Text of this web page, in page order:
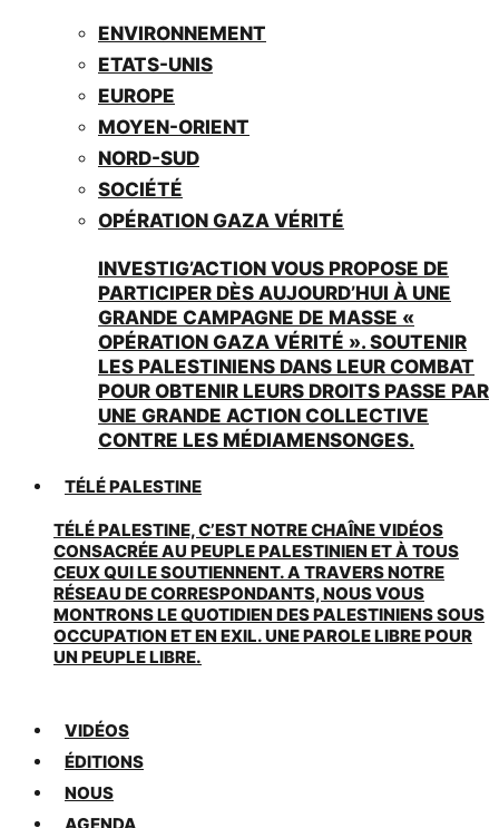
ENVIRONNEMENT
ETATS-UNIS
EUROPE
MOYEN-ORIENT
NORD-SUD
SOCIÉTÉ
OPÉRATION GAZA VÉRITÉ
INVESTIG’ACTION VOUS PROPOSE DE
PARTICIPER DÈS AUJOURD’HUI À UNE
GRANDE CAMPAGNE DE MASSE «
OPÉRATION GAZA VÉRITÉ ». SOUTENIR
LES PALESTINIENS DANS LEUR COMBAT
POUR OBTENIR LEURS DROITS PASSE PAR
UNE GRANDE ACTION COLLECTIVE
CONTRE LES MÉDIAMENSONGES.
TÉLÉ PALESTINE
TÉLÉ PALESTINE, C’EST NOTRE CHAÎNE VIDÉOS
CONSACRÉE AU PEUPLE PALESTINIEN ET À TOUS
CEUX QUI LE SOUTIENNENT. A TRAVERS NOTRE
RÉSEAU DE CORRESPONDANTS, NOUS VOUS
MONTRONS LE QUOTIDIEN DES PALESTINIENS SOUS
OCCUPATION ET EN EXIL. UNE PAROLE LIBRE POUR
UN PEUPLE LIBRE.
VIDÉOS
ÉDITIONS
NOUS
AGENDA